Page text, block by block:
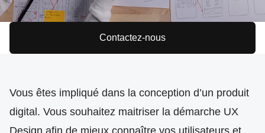
Contactez-nous
Vous êtes impliqué dans la conception d’un produit
digital. Vous souhaitez maitriser la démarche UX
Design afin de mieux connaître vos utilisateurs et